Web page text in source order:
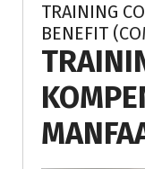
TRAINING
BENEFIT